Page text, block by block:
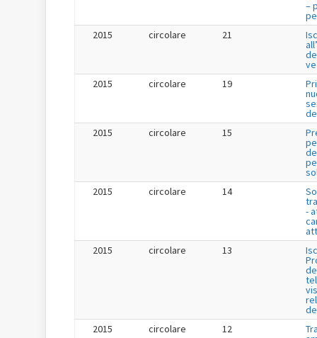
–
2015
circolare 21
2015
circolare 19
2015
circolare 15
2015
circolare 14
-
2015
circolare 13
2015
circolare 12